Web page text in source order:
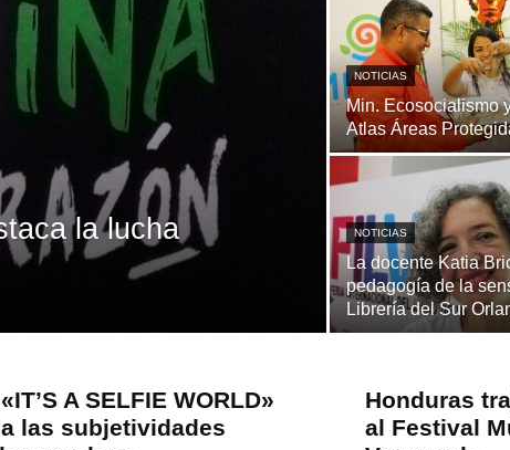
la lucha
NOTICIAS
Min. Ecosocialismo
Atlas Áreas
NOTICIAS
La docente Katia
pedagogía de la
Librería del Sur
A SELFIE WORLD»
las subjetividades
Honduras
al Festival